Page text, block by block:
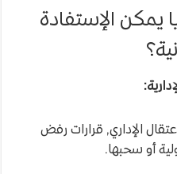
يمكن الإستفادة
الإداري, قرارات رفض
أو سحبها.